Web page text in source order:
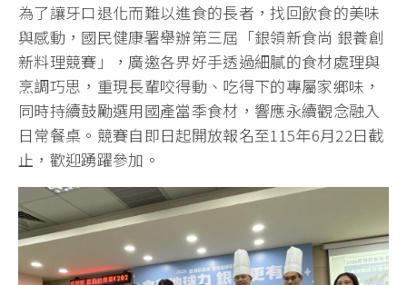
為了讓牙口退化而難以進食的長者，找回飲食的美味
與感動，國民健康署舉辦第三屆「銀領新食尚 銀養創
新料理競賽」，廣邀各界好手透過細膩的食材處理與
烹調巧思，重現長輩咬得動、吃得下的專屬家鄉味，
同時持續鼓勵選用國產當季食材，響應永續觀念融入
日常餐桌。競賽自即日起開放報名至115年6月22日截
止，歡迎踴躍參加。